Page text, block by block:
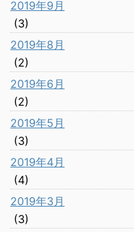
2019年9月
(3)
2019年8月
(2)
2019年6月
(2)
2019年5月
(3)
2019年4月
(4)
2019年3月
(3)